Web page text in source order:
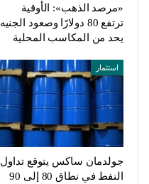
«مرصد الذهب»: الأوقية
ترتفع 80 دولارًا وصعود الجنيه
يحد من المكاسب المحلية
استثمار
جولدمان ساكس يتوقع تداول
النفط في نطاق 80 إلى 90